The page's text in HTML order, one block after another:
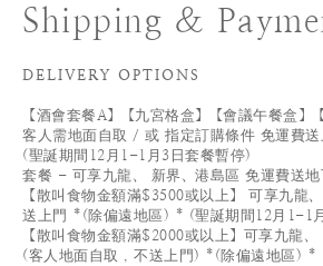
Shipping &
DELIVERY OPTIONS
【酒會套餐A】【九宮格盒】【會議午餐盒
客人需地面自取 / 或 指定訂購條件 免運費
(聖誕期間12月1-1月3日套餐暫停)
套餐 - 可享九龍、 新界、港島區 免運費送
【散叫食物金額滿$3500或以上】 可享九龍
送上門 *(除偏遠地區) * (聖誕期間12月1-1
【散叫食物金額滿$2000或以上】可享九龍
(客人地面自取 , 不送上門) *(除偏遠地區) *